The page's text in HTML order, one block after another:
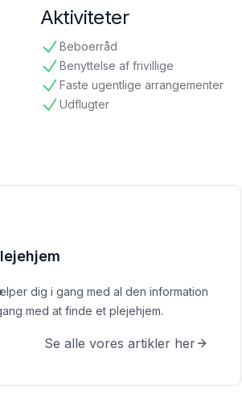
Aktiviteter
Beboerråd
tilgængelig
Benyttelse af frivillige
tilgængelig
Faste ugentlige arrangementer
tilgængelig
Udflugter
tilgængelig
dig i gang med al den information
med at finde et plejehjem.
Se alle vores artikler her